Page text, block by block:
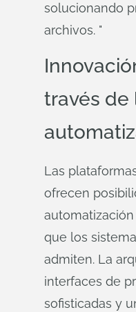
solucionando
archivos. "
través de
Las
ofrecen
que los
admiten. La
interfaces de
sofisticadas y